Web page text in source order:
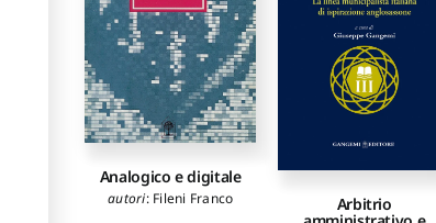
Analogico e digitale
autori: Fileni Franco Arbitrio